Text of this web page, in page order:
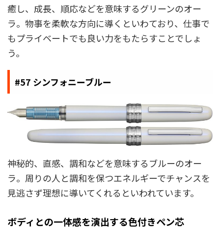
癒し、成長、順応などを意味するグリーンのオー
ラ。物事を柔軟な方向に導くといわており、仕事で
もプライベートでも良い力をもたらすことでしょ
う。
#57 シンフォニーブルー
神秘的、直感、調和などを意味するブルーのオー
ラ。周りの人と調和を保つエネルギーでチャンスを
見逃さず理想に導いてくれるといわれています。
ボディとの一体感を演出する色付きペン芯